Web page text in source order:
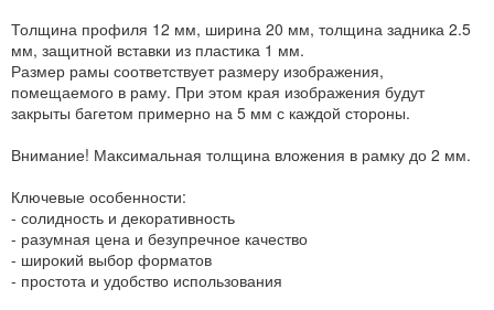
Толщина профиля 12 мм, ширина 20 мм, толщина задника 2.5
мм, защитной вставки из пластика 1 мм.
Размер рамы соответствует размеру изображения,
помещаемого в раму. При этом края изображения будут
закрыты багетом примерно на 5 мм с каждой стороны.
Внимание! Максимальная толщина вложения в рамку до 2 мм.
Ключевые особенности:
- солидность и декоративность
- разумная цена и безупречное качество
- широкий выбор форматов
- простота и удобство использования